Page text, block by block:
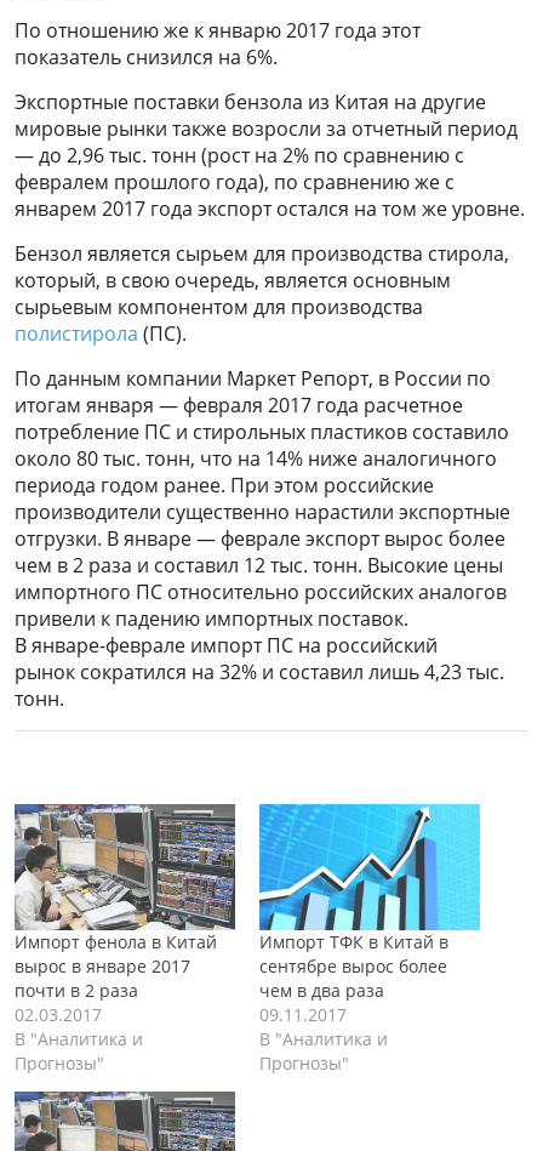
По отношению же к январю 2017 года этот
показатель снизился на 6%.
Экспортные поставки бензола из Китая на другие
мировые рынки также возросли за отчетный период
— до 2,96 тыс. тонн (рост на 2% по сравнению с
февралем прошлого года), по сравнению же с
январем 2017 года экспорт остался на том же уровне.
Бензол является сырьем для производства стирола,
который, в свою очередь, является основным
сырьевым компонентом для производства
полистирола (ПС).
По данным компании Маркет Репорт, в России по
итогам января — февраля 2017 года расчетное
потребление ПС и стирольных пластиков составило
около 80 тыс. тонн, что на 14% ниже аналогичного
периода годом ранее. При этом российские
производители существенно нарастили экспортные
отгрузки. В январе — феврале экспорт вырос более
чем в 2 раза и составил 12 тыс. тонн. Высокие цены
импортного ПС относительно российских аналогов
привели к падению импортных поставок.
В январе-феврале импорт ПС на российский
рынок сократился на 32% и составил лишь 4,23 тыс.
тонн.
Импорт фенола в Китай
вырос в январе 2017
почти в 2 раза
02.03.2017
В "Аналитика и
Прогнозы"
Импорт ТФК в Китай в
сентябре вырос более
чем в два раза
09.11.2017
В "Аналитика и
Прогнозы"